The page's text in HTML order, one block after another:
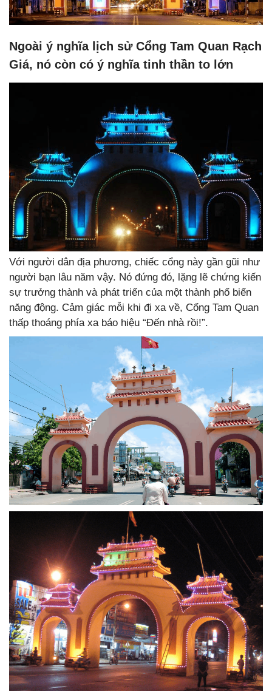
Ngoài ý nghĩa lịch sử Cổng Tam Quan Rạch
Giá, nó còn có ý nghĩa tinh thần to lớn
Với người dân địa phương, chiếc cổng này gần gũi như
người bạn lâu năm vậy. Nó đứng đó, lặng lẽ chứng kiến
sự trưởng thành và phát triển của một thành phố biển
năng động. Cảm giác mỗi khi đi xa về, Cổng Tam Quan
thấp thoáng phía xa báo hiệu “Đến nhà rồi!”.